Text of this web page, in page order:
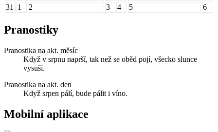
31 1 2 3 4 5 6
Pranostiky
Pranostika na akt. měsíc
Když v srpnu naprší, tak než se oběd pojí, všecko slunce
vysuší.
Pranostika na akt. den
Když srpen pálí, bude pálit i víno.
Mobilní aplikace